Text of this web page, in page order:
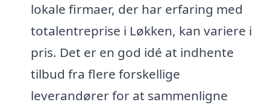
lokale firmaer, der har erfaring med
totalentreprise i Løkken, kan variere i
pris. Det er en god idé at indhente
tilbud fra flere forskellige
leverandører for at sammenligne